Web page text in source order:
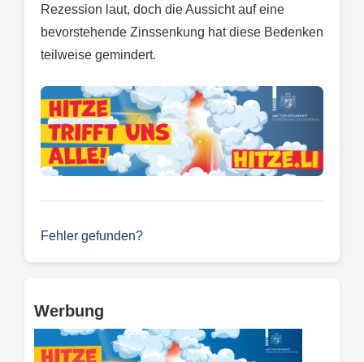
Rezession laut, doch die Aussicht auf eine
bevorstehende Zinssenkung hat diese Bedenken
teilweise gemindert.
Fehler gefunden?
Werbung